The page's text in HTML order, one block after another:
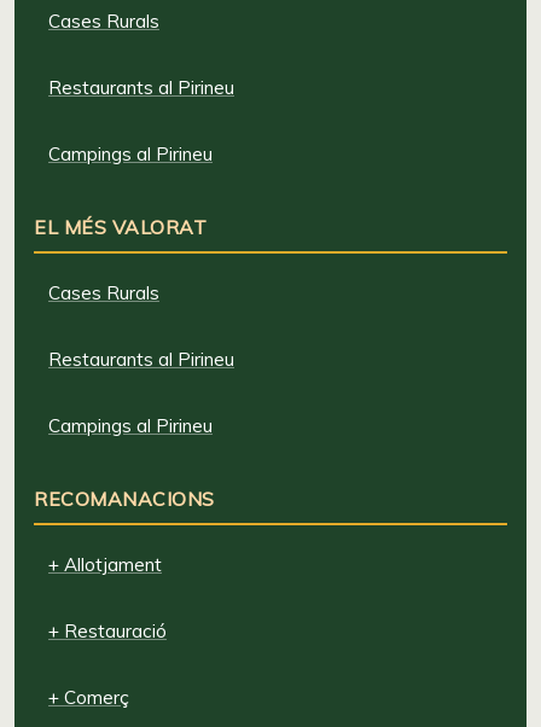
Cases Rurals
Restaurants al Pirineu
Campings al Pirineu
EL MÉS VALORAT
Cases Rurals
Restaurants al Pirineu
Campings al Pirineu
RECOMANACIONS
+ Allotjament
+ Restauració
+ Comerç